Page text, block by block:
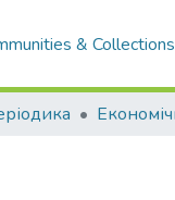
& Collections